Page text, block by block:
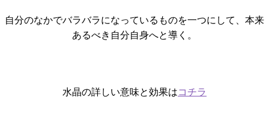
自分のなかでバラバラになっているものを一つにして、本来
あるべき自分自身へと導く。
水晶の詳しい意味と効果はコチラ